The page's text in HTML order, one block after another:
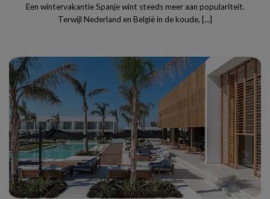
Een wintervakantie Spanje wint steeds meer aan populariteit.
Terwijl Nederland en België in de koude, [...]